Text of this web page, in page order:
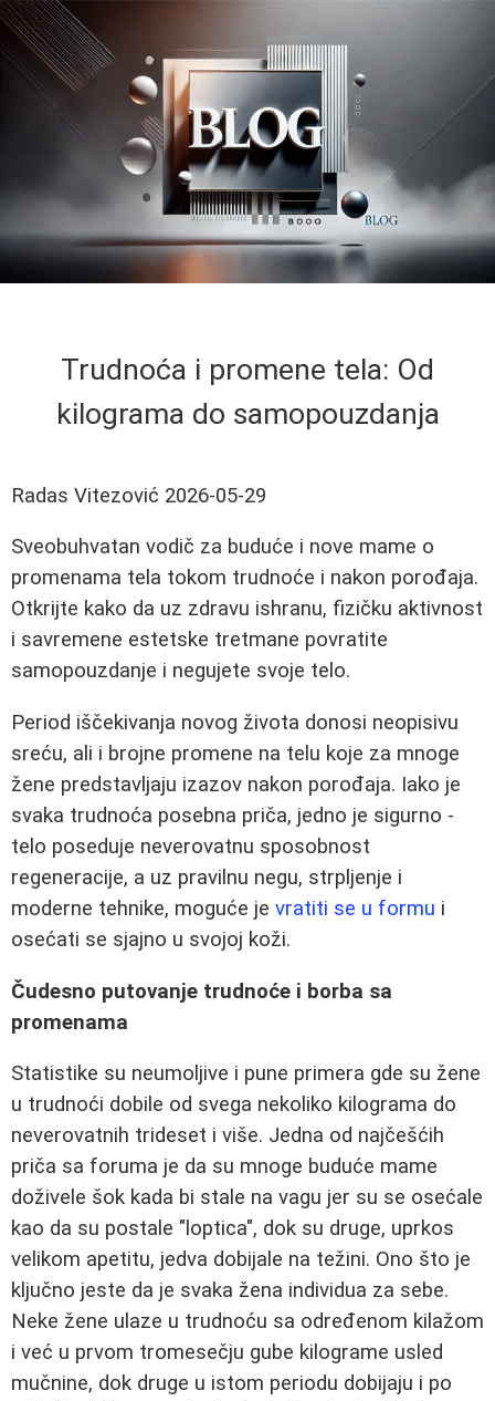
Trudnoća i promene tela: Od
kilograma do samopouzdanja
Radas Vitezović 2026-05-29
Sveobuhvatan vodič za buduće i nove mame o
promenama tela tokom trudnoće i nakon porođaja.
Otkrijte kako da uz zdravu ishranu, fizičku aktivnost
i savremene estetske tretmane povratite
samopouzdanje i negujete svoje telo.
Period iščekivanja novog života donosi neopisivu
sreću, ali i brojne promene na telu koje za mnoge
žene predstavljaju izazov nakon porođaja. Iako je
svaka trudnoća posebna priča, jedno je sigurno -
telo poseduje neverovatnu sposobnost
regeneracije, a uz pravilnu negu, strpljenje i
moderne tehnike, moguće je vratiti se u formu i
osećati se sjajno u svojoj koži.
Čudesno putovanje trudnoće i borba sa
promenama
Statistike su neumoljive i pune primera gde su žene
u trudnoći dobile od svega nekoliko kilograma do
neverovatnih trideset i više. Jedna od najčešćih
priča sa foruma je da su mnoge buduće mame
doživele šok kada bi stale na vagu jer su se osećale
kao da su postale "loptica", dok su druge, uprkos
velikom apetitu, jedva dobijale na težini. Ono što je
ključno jeste da je svaka žena individua za sebe.
Neke žene ulaze u trudnoću sa određenom kilažom
i već u prvom tromesečju gube kilograme usled
mučnine, dok druge u istom periodu dobijaju i po